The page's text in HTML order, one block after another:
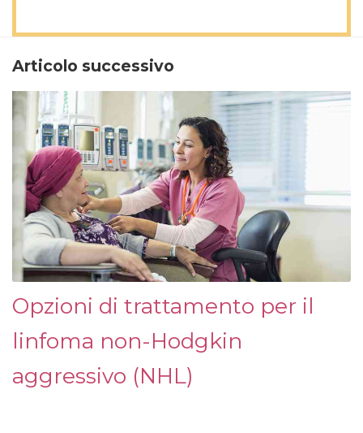
Articolo successivo
Opzioni di trattamento per il
linfoma non-Hodgkin
aggressivo (NHL)